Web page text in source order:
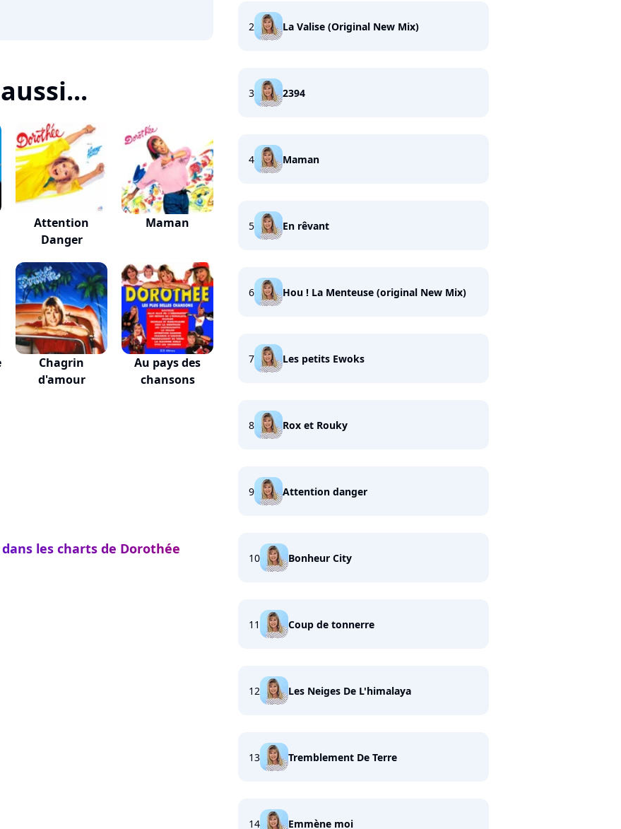
Attention
Danger
Maman
Chagrin
d'amour
Au pays des
chansons
les charts de Dorothée
2 La Valise (Original New Mix)
3 2394
4 Maman
5 En rêvant
6 Hou ! La Menteuse (original New Mix)
7 Les petits Ewoks
8 Rox et Rouky
9 Attention danger
10 Bonheur City
11 Coup de tonnerre
12 Les Neiges De L'himalaya
13 Tremblement De Terre
14 Emmène moi